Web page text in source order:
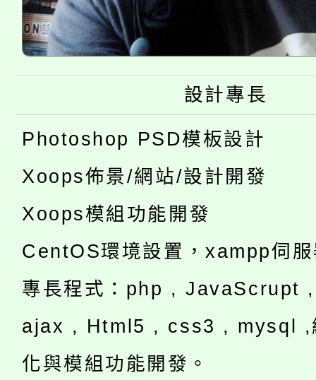
設計專長
Photoshop PSD模板設計
Xoops佈景/網站/設計開發
Xoops模組功能開發
CentOS環境設置，xampp伺
專長程式：php , JavaScrupt
ajax , Html5 , css3 , mysql ,
化與模組功能開發。